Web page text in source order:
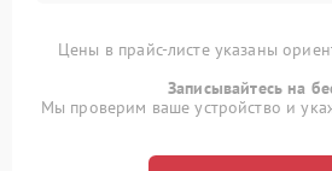
Цены в прайс-листе указаны
Записывайтесь на
Мы проверим ваше устройство и